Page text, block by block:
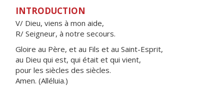
INTRODUCTION
V/ Dieu, viens à mon aide,
R/ Seigneur, à notre secours.
Gloire au Père, et au Fils et au Saint-Esprit,
au Dieu qui est, qui était et qui vient,
pour les siècles des siècles.
Amen. (Alléluia.)